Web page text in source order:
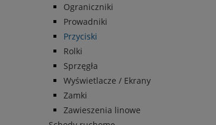
Ograniczniki
Prowadniki
Przyciski
Rolki
Sprzęgła
Wyświetlacze / Ekrany
Zamki
Zawieszenia linowe